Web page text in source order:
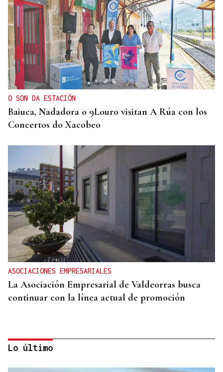
O SON DA ESTACIÓN
Baiuca, Nadadora o 9Louro visitan A Rúa con los
Concertos do Xacobeo
ASOCIACIONES EMPRESARIALES
La Asociación Empresarial de Valdeorras busca
continuar con la línea actual de promoción
Lo último